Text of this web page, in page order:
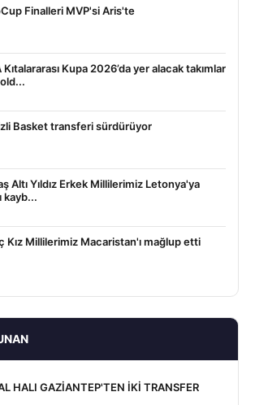
Finalleri MVP'si Aris'te
Kıtalararası Kupa 2026’da yer alacak takımlar
Basket transferi sürdürüyor
Altı Yıldız Erkek Millilerimiz Letonya'ya
kayb...
Kız Millilerimiz Macaristan'ı mağlup etti
HALI GAZİANTEP'TEN İKİ TRANSFER